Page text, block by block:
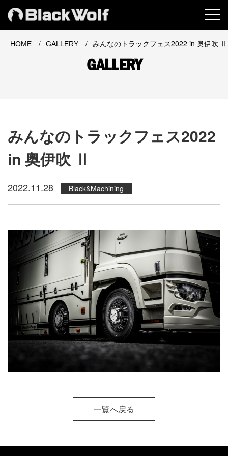
HOME / GALLERY / みんなのトラックフェス2022 in 奥伊吹 Ⅱ
GALLERY
みんなのトラックフェス2022
in 奥伊吹 Ⅱ
2022.11.28 Black&Machining
一覧へ戻る